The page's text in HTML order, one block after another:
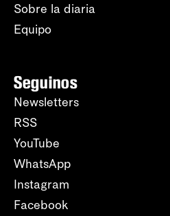
Sobre la diaria
Equipo
Seguinos
Newsletters
RSS
YouTube
WhatsApp
Instagram
Facebook